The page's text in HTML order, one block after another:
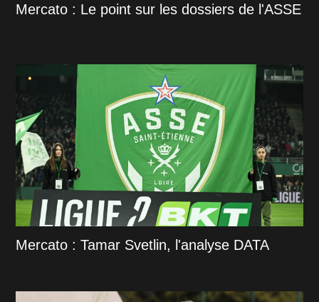
Mercato : Le point sur les dossiers de l'ASSE
Mercato : Tamar Svetlin, l'analyse DATA